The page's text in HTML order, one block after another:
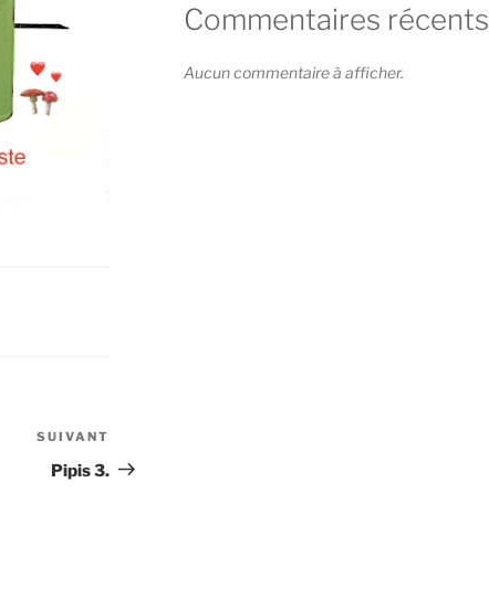
suivant
SUIVANT
Pipis 3.
Commentaires récents
Aucun commentaire à afficher.